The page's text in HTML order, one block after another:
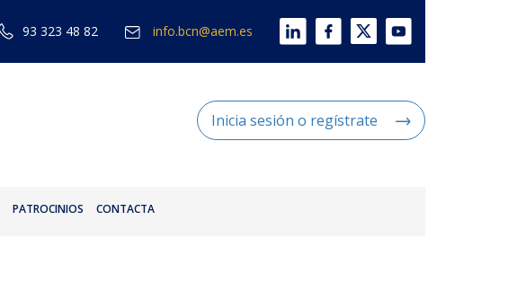
93 323 48 82 info.bcn@aem.es
Inicia sesión o regístrate
PATROCINIOS CONTACTA